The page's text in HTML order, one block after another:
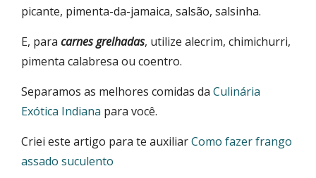
picante, pimenta-da-jamaica, salsão, salsinha.
E, para carnes grelhadas, utilize alecrim, chimichurri,
pimenta calabresa ou coentro.
Separamos as melhores comidas da Culinária
Exótica Indiana para você.
Criei este artigo para te auxiliarComo fazer frango
assado suculento